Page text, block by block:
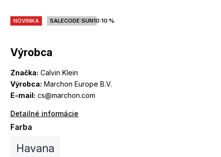
Výrobca
Značka: Calvin Klein
Výrobca: Marchon Europe B.V.
E-mail: cs@marchon.com
Detailné informácie
NOVINKA SALECODE:SUN10:10:%
Farba
Havana